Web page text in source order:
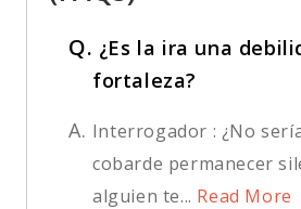
Q. ¿Es la ira una
fortaleza?
A. Interrogador : ¿No
cobarde permanecer
alguien te... Read More